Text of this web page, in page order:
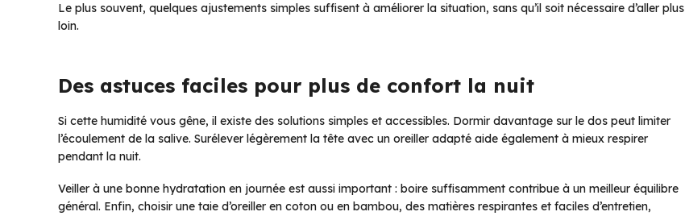
Le plus souvent, quelques ajustements simples suffisent à améliorer la situation, sans qu’il soit nécessaire d’aller plus
loin.
Des astuces faciles pour plus de confort la nuit
Si cette humidité vous gêne, il existe des solutions simples et accessibles. Dormir davantage sur le dos peut limiter
l’écoulement de la salive. Surélever légèrement la tête avec un oreiller adapté aide également à mieux respirer
pendant la nuit.
Veiller à une bonne hydratation en journée est aussi important : boire suffisamment contribue à un meilleur équilibre
général. Enfin, choisir une taie d’oreiller en coton ou en bambou, des matières respirantes et faciles d’entretien,